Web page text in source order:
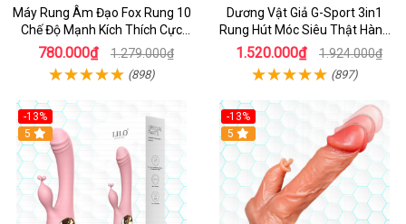
Máy Rung Âm Đạo Fox Rung 10
Chế Độ Mạnh Kích Thích Cực
Sướng
780.000₫ 1.279.000₫
(898)
Dương Vật Giả G-Sport 3in1
Rung Hút Móc Siêu Thật Hàng
Hot
1.520.000₫ 1.924.000₫
(897)
-13%
Hot
5
-13%
Hot
5